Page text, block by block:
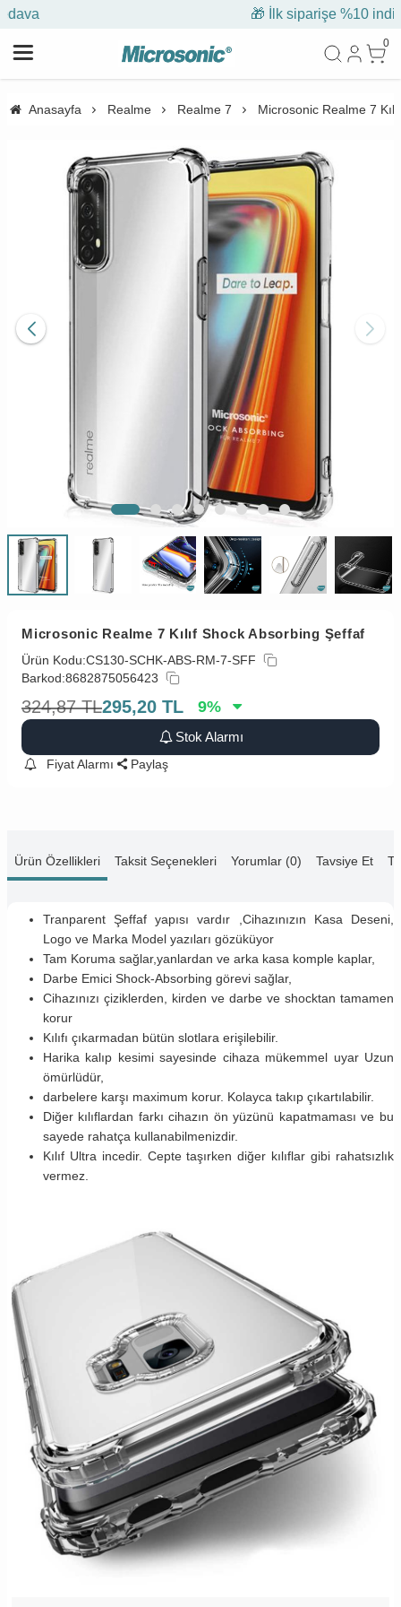
🎁 İlk siparişe %10 indirim
0
Anasayfa Realme Realme 7 Microsonic Realme 7
Microsonic Realme 7 Kılıf Shock Absorbing Şeffaf
Ürün Kodu:CS130-SCHK-ABS-RM-7-SFF
Barkod:8682875056423
324,87 TL295,20 TL 9%
Stok Alarmı
Fiyat Alarmı Paylaş
Ürün Özellikleri Taksit Seçenekleri Yorumlar (0) Tavsiye Et
Tranparent Şeffaf yapısı vardır ,Cihazınızın Kasa Deseni,
Logo ve Marka Model yazıları gözüküyor
Tam Koruma sağlar,yanlardan ve arka kasa komple kaplar,
Darbe Emici Shock-Absorbing görevi sağlar,
Cihazınızı çiziklerden, kirden ve darbe ve shocktan tamamen
korur
Kılıfı çıkarmadan bütün slotlara erişilebilir.
Harika kalıp kesimi sayesinde cihaza mükemmel uyar Uzun
ömürlüdür,
darbelere karşı maximum korur. Kolayca takıp çıkartılabilir.
Diğer kılıflardan farkı cihazın ön yüzünü kapatmaması ve bu
sayede rahatça kullanabilmenizdir.
Kılıf Ultra incedir. Cepte taşırken diğer kılıflar gibi rahatsızlık
vermez.